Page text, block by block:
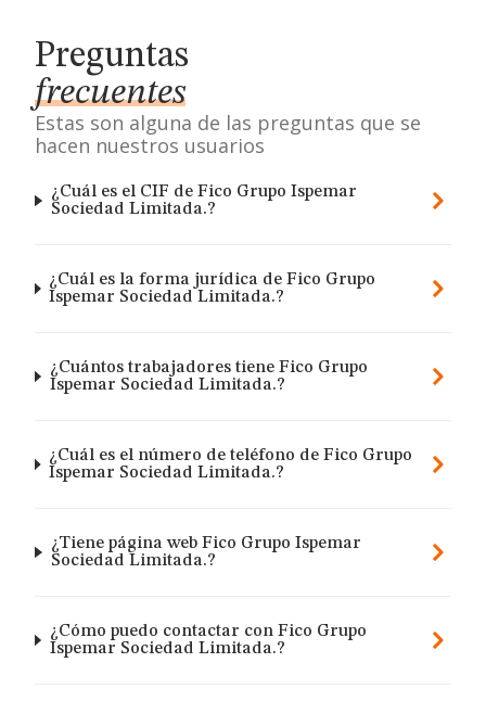
Preguntas
frecuentes
Estas son alguna de las preguntas que se
hacen nuestros usuarios
¿Cuál es el CIF de Fico Grupo Ispemar
Sociedad Limitada.?
¿Cuál es la forma jurídica de Fico Grupo
Ispemar Sociedad Limitada.?
¿Cuántos trabajadores tiene Fico Grupo
Ispemar Sociedad Limitada.?
¿Cuál es el número de teléfono de Fico Grupo
Ispemar Sociedad Limitada.?
¿Tiene página web Fico Grupo Ispemar
Sociedad Limitada.?
¿Cómo puedo contactar con Fico Grupo
Ispemar Sociedad Limitada.?